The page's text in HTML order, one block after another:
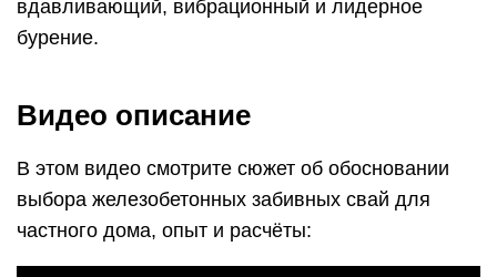
вдавливающий, вибрационный и лидерное
бурение.
Видео описание
В этом видео смотрите сюжет об обосновании
выбора железобетонных забивных свай для
частного дома, опыт и расчёты: